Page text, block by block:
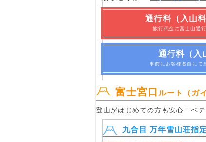
通行料（入山
旅行代金に富士山通
通行料（入
事前にお客様各自にて
富士宮口 ルート（ガ
登山がはじめての方も安心！ベ
九合目 万年雪山荘指定